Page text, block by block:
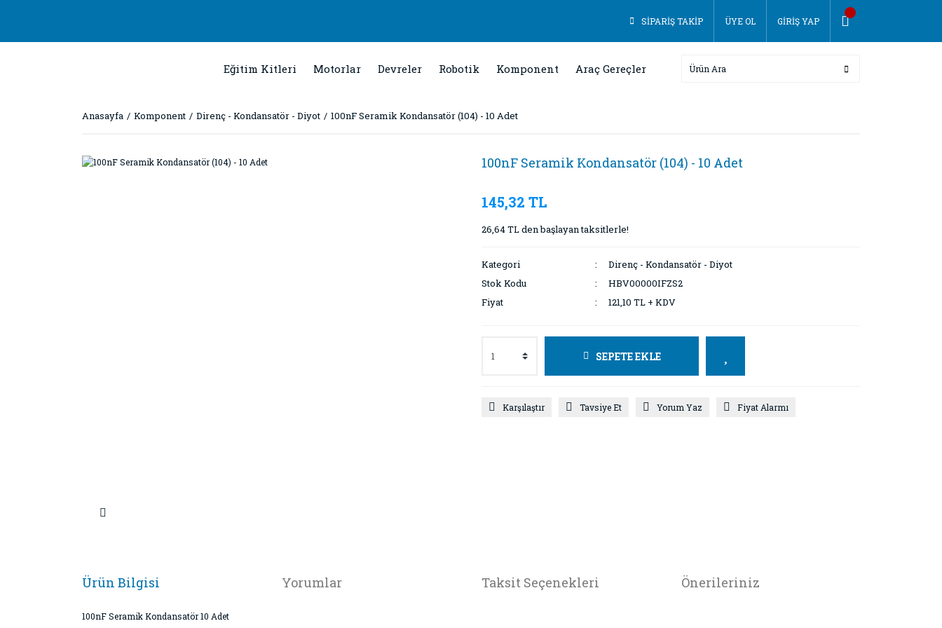
SİPARİŞ TAKİP ÜYE OL GİRİŞ YAP
Eğitim Kitleri Motorlar Devreler Robotik Komponent Araç Gereçler
Anasayfa Komponent Direnç - Kondansatör - Diyot 100nF Seramik Kondansatör (104) - 10 Adet
100nF Seramik Kondansatör (104) - 10 Adet
145,32 TL
26,64 TL den başlayan taksitlerle!
Kategori
Direnç - Kondansatör - Diyot
Stok Kodu
HBV00000IFZS2
Fiyat
121,10 TL + KDV
SEPETE EKLE
Karşılaştır Tavsiye Et Yorum Yaz Fiyat Alarmı
Ürün Bilgisi Yorumlar Taksit Seçenekleri Önerileriniz
100nF Seramik Kondansatör 10 Adet